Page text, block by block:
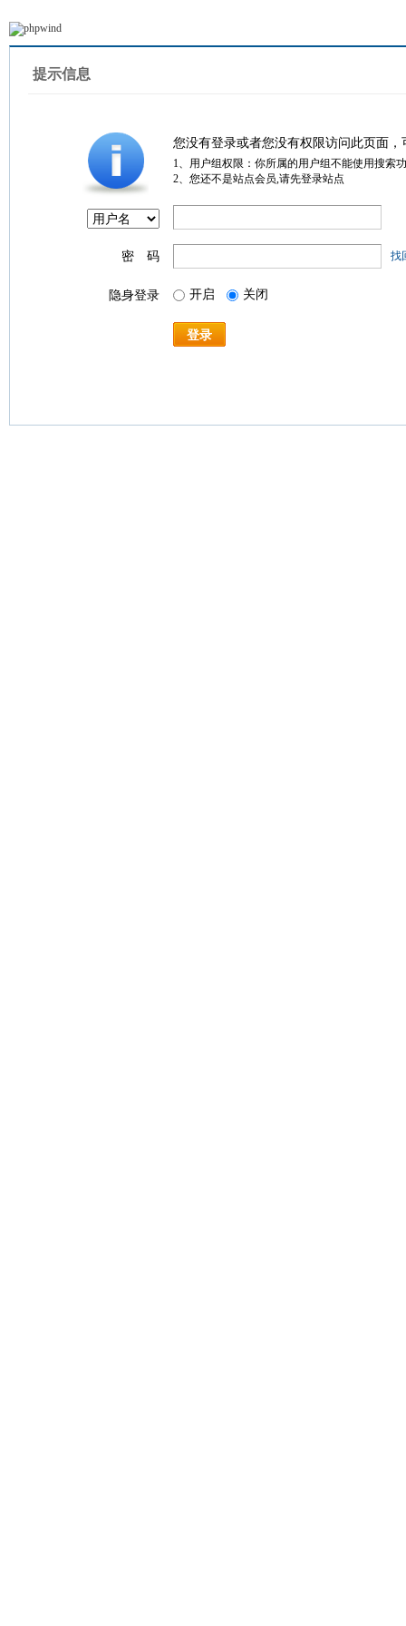
提示信息
您没有登录或者您没有权限访问此页面
1、用户组权限：你所属的用户组不能使用搜索
2、您还不是站点会员,请先登录站点
密 码 找
隐身登录 开启 关闭
登录